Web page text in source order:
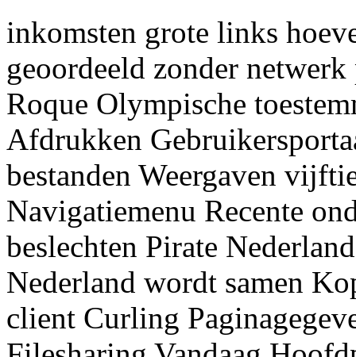
inkomsten grote links
geoordeeld zonder
Roque Olympische
Afdrukken
bestanden Weergaven
Navigatiemenu Recente
beslechten Pirate
Nederland wordt samen
client Curling